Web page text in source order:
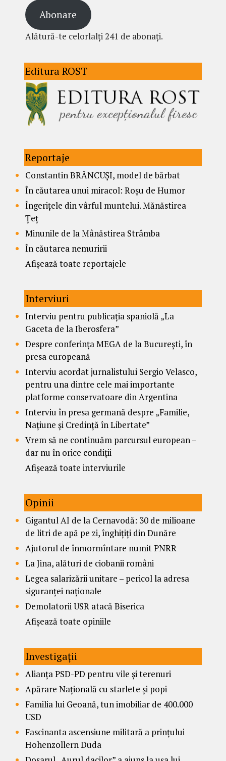
Abonare
Alătură-te celorlalți 241 de abonați.
Editura ROST
Reportaje
Constantin BRÂNCUȘI, model de bărbat
În căutarea unui miracol: Roșu de Humor
Îngerițele din vârful muntelui. Mănăstirea
Țeț
Minunile de la Mânăstirea Strâmba
În căutarea nemuririi
Afișează toate reportajele
Interviuri
Interviu pentru publicația spaniolă „La
Gaceta de la Iberosfera”
Despre conferința MEGA de la București, în
presa europeană
Interviu acordat jurnalistului Sergio Velasco,
pentru una dintre cele mai importante
platforme conservatoare din Argentina
Interviu în presa germană despre „Familie,
Națiune și Credință în Libertate”
Vrem să ne continuăm parcursul european –
dar nu în orice condiții
Afișează toate interviurile
Opinii
Gigantul AI de la Cernavodă: 30 de milioane
de litri de apă pe zi, înghițiți din Dunăre
Ajutorul de înmormîntare numit PNRR
La Jina, alături de ciobanii români
Legea salarizării unitare – pericol la adresa
siguranței naționale
Demolatorii USR atacă Biserica
Afișează toate opiniile
Investigații
Alianța PSD-PD pentru vile și terenuri
Apărare Națională cu starlete și popi
Familia lui Geoană, tun imobiliar de 400.000
USD
Fascinanta ascensiune militară a prințului
Hohenzollern Duda